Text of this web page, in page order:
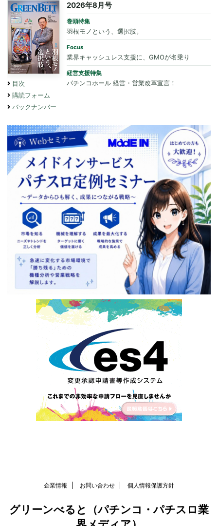
目次
購読フォーム
バックナンバー
2026年8月号
巻頭特集
羽根モノという、選択肢。
Focus
業界キャッシュレス支援に、GMOが名乗り
経営支援特集
パチンコホール 経営・営業改革宣言！
企業情報 お問い合わせ 個人情報保護方針
グリーンべると（パチンコ・パチスロ業